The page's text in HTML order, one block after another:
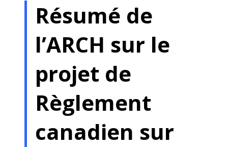
Résumé de
l’ARCH sur le
projet de
Règlement
canadien sur